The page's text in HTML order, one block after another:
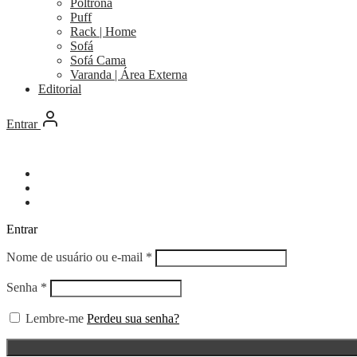
Poltrona
Puff
Rack | Home
Sofá
Sofá Cama
Varanda | Área Externa
Editorial
Entrar
Entrar
Nome de usuário ou e-mail * Obrigatório
Senha * Obrigatório
Lembre-me Perdeu sua senha?